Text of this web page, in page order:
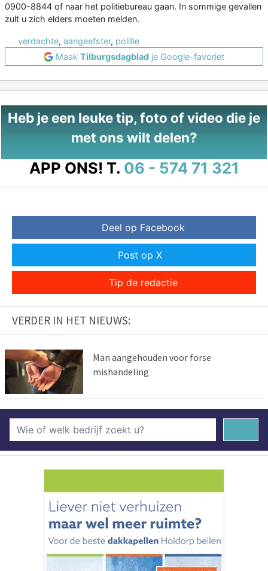
0900-8844 of naar het politiebureau gaan. In sommige gevallen
zult u zich elders moeten melden.
verdachte, aangeefster, politie
Maak Tilburgsdagblad je Google-favoriet
Heb je een leuke tip, foto of video die je
met ons wilt delen?
APP ONS! T. 06 - 574 71 321
Deel op Facebook
Post op X
Tip de redactie
VERDER IN HET NIEUWS:
Man aangehouden voor forse
mishandeling